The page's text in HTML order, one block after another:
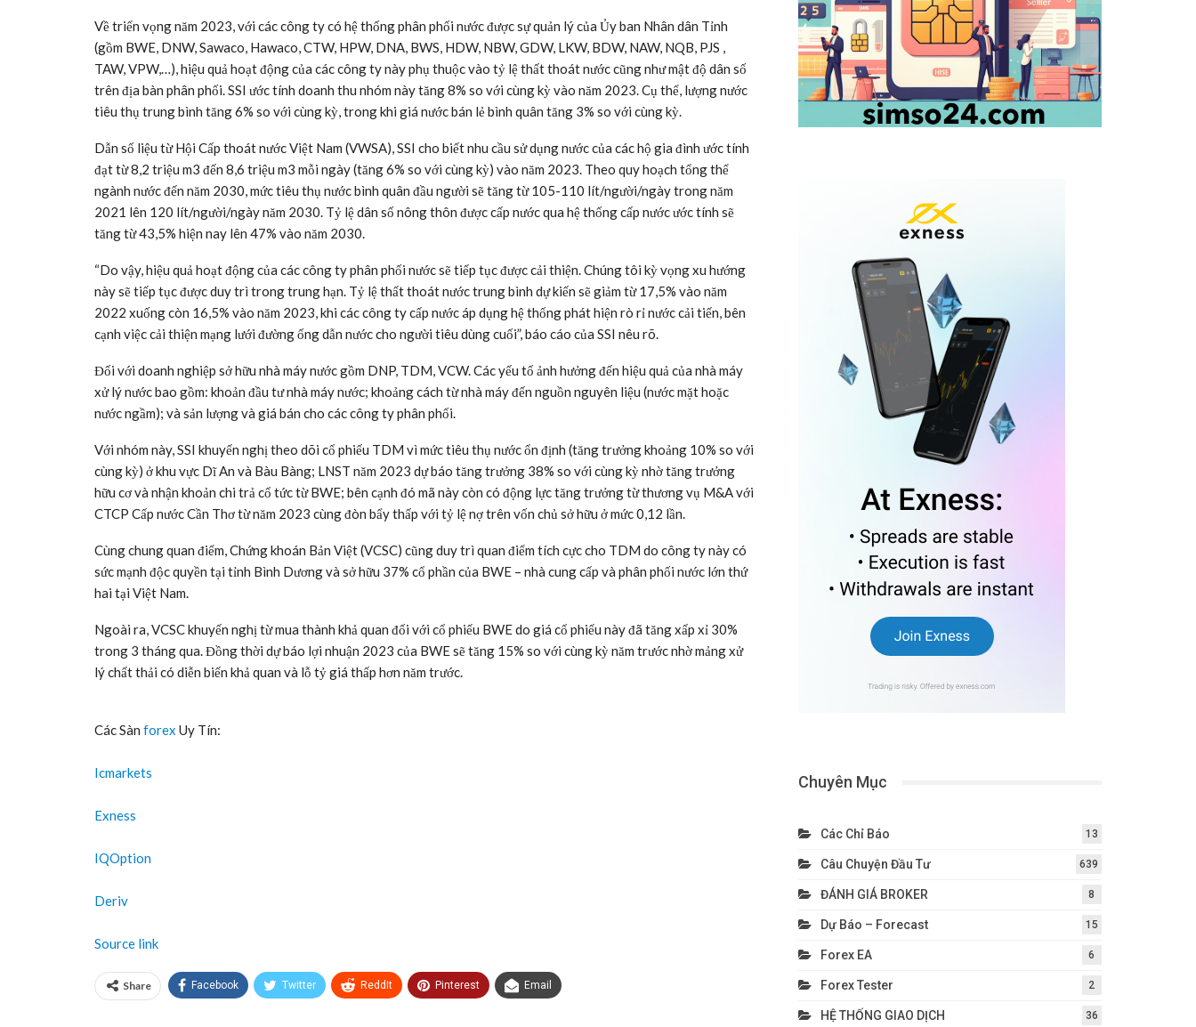
Về triển vọng năm 2023, với các công ty có hệ thống phân phối nước được sự quản lý của Ủy ban Nhân dân Tỉnh
(gồm BWE, DNW, Sawaco, Hawaco, CTW, HPW, DNA, BWS, HDW, NBW, GDW, LKW, BDW, NAW, NQB, PJS ,
TAW, VPW,…), hiệu quả hoạt động của các công ty này phụ thuộc vào tỷ lệ thất thoát nước cũng như mật độ dân số
trên địa bàn phân phối. SSI ước tính doanh thu nhóm này tăng 8% so với cùng kỳ vào năm 2023. Cụ thể, lượng nước
tiêu thụ trung bình tăng 6% so với cùng kỳ, trong khi giá nước bán lẻ bình quân tăng 3% so với cùng kỳ.
Dẫn số liệu từ Hội Cấp thoát nước Việt Nam (VWSA), SSI cho biết nhu cầu sử dụng nước của các hộ gia đình ước tính
đạt từ 8,2 triệu m3 đến 8,6 triệu m3 mỗi ngày (tăng 6% so với cùng kỳ) vào năm 2023. Theo quy hoạch tổng thể
ngành nước đến năm 2030, mức tiêu thụ nước bình quân đầu người sẽ tăng từ 105-110 lít/người/ngày trong năm
2021 lên 120 lít/người/ngày năm 2030. Tỷ lệ dân số nông thôn được cấp nước qua hệ thống cấp nước ước tính sẽ
tăng từ 43,5% hiện nay lên 47% vào năm 2030.
“Do vậy, hiệu quả hoạt động của các công ty phân phối nước sẽ tiếp tục được cải thiện. Chúng tôi kỳ vọng xu hướng
này sẽ tiếp tục được duy trì trong trung hạn. Tỷ lệ thất thoát nước trung bình dự kiến sẽ giảm từ 17,5% vào năm
2022 xuống còn 16,5% vào năm 2023, khi các công ty cấp nước áp dụng hệ thống phát hiện rò rỉ nước cải tiến, bên
cạnh việc cải thiện mạng lưới đường ống dẫn nước cho người tiêu dùng cuối”, báo cáo của SSI nêu rõ.
Đối với doanh nghiệp sở hữu nhà máy nước gồm DNP, TDM, VCW. Các yếu tố ảnh hưởng đến hiệu quả của nhà máy
xử lý nước bao gồm: khoản đầu tư nhà máy nước; khoảng cách từ nhà máy đến nguồn nguyên liệu (nước mặt hoặc
nước ngầm); và sản lượng và giá bán cho các công ty phân phối.
Với nhóm này, SSI khuyến nghị theo dõi cổ phiếu TDM vì mức tiêu thụ nước ổn định (tăng trưởng khoảng 10% so với
cùng kỳ) ở khu vực Dĩ An và Bàu Bàng; LNST năm 2023 dự báo tăng trưởng 38% so với cùng kỳ nhờ tăng trưởng
hữu cơ và nhận khoản chi trả cổ tức từ BWE; bên cạnh đó mã này còn có động lực tăng trưởng từ thương vụ M&A với
CTCP Cấp nước Cần Thơ từ năm 2023 cùng đòn bẩy thấp với tỷ lệ nợ trên vốn chủ sở hữu ở mức 0,12 lần.
Cùng chung quan điểm, Chứng khoán Bản Việt (VCSC) cũng duy trì quan điểm tích cực cho TDM do công ty này có
sức mạnh độc quyền tại tỉnh Bình Dương và sở hữu 37% cổ phần của BWE – nhà cung cấp và phân phối nước lớn thứ
hai tại Việt Nam.
Ngoài ra, VCSC khuyến nghị từ mua thành khả quan đối với cổ phiếu BWE do giá cổ phiếu này đã tăng xấp xỉ 30%
trong 3 tháng qua. Đồng thời dự báo lợi nhuận 2023 của BWE sẽ tăng 15% so với cùng kỳ năm trước nhờ mảng xử
lý chất thải có diễn biến khả quan và lỗ tỷ giá thấp hơn năm trước.
Các Sàn forex Uy Tín:
Icmarkets
Exness
IQOption
Deriv
Source link
Share Facebook Twitter ReddIt Pinterest Email
Chuyên Mục
Các Chỉ Báo 13
Câu Chuyện Đầu Tư 639
ĐÁNH GIÁ BROKER 8
Dự Báo – Forecast 15
Forex EA 6
Forex Tester 2
HỆ THỐNG GIAO DỊCH 36